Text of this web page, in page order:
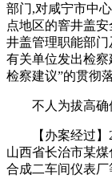
部门,对咸宁市中
点地区的窨井盖
井盖管理职能部
有关单位发出检
检察建议”的贯彻落
不人为拔高
【办案经过
山西省长治市某
合成二车间仪表厂